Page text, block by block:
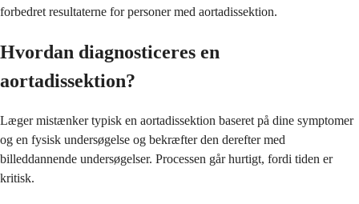
forbedret resultaterne for personer med aortadissektion.
Hvordan diagnosticeres en
aortadissektion?
Læger mistænker typisk en aortadissektion baseret på dine symptomer
og en fysisk undersøgelse og bekræfter den derefter med
billeddannende undersøgelser. Processen går hurtigt, fordi tiden er
kritisk.